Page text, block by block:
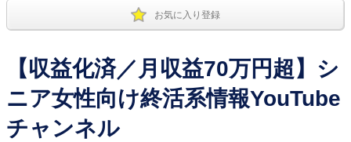
お気に入り登録
【収益化済／月収益70万円超】シ
ニア女性向け終活系情報YouTube
チャンネル